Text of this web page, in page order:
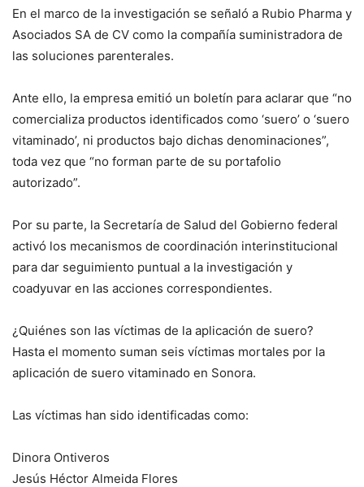
En el marco de la investigación se señaló a Rubio Pharma y
Asociados SA de CV como la compañía suministradora de
las soluciones parenterales.
Ante ello, la empresa emitió un boletín para aclarar que “no
comercializa productos identificados como ‘suero’ o ‘suero
vitaminado’, ni productos bajo dichas denominaciones”,
toda vez que “no forman parte de su portafolio
autorizado”.
Por su parte, la Secretaría de Salud del Gobierno federal
activó los mecanismos de coordinación interinstitucional
para dar seguimiento puntual a la investigación y
coadyuvar en las acciones correspondientes.
¿Quiénes son las víctimas de la aplicación de suero?
Hasta el momento suman seis víctimas mortales por la
aplicación de suero vitaminado en Sonora.
Las víctimas han sido identificadas como:
Dinora Ontiveros
Jesús Héctor Almeida Flores